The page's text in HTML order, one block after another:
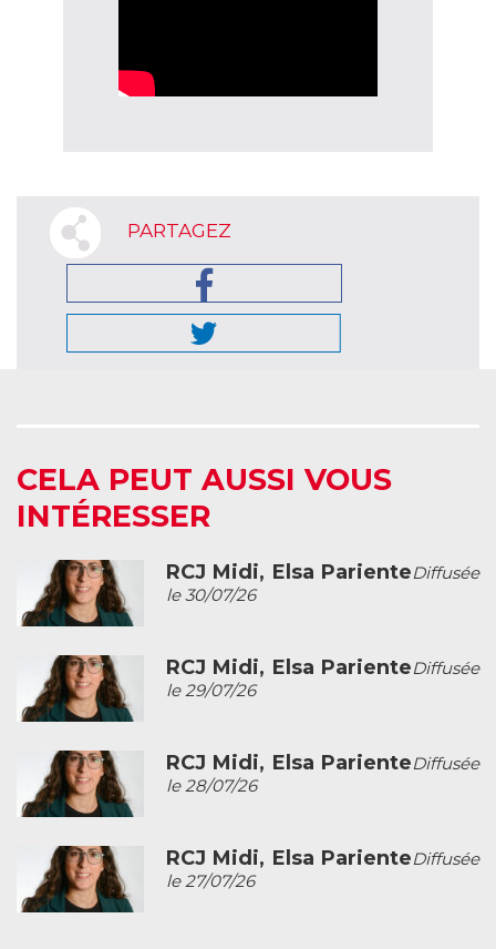
PARTAGEZ
CELA PEUT AUSSI VOUS
INTÉRESSER
RCJ Midi, Elsa ParienteDiffusée
le 30/07/26
RCJ Midi, Elsa ParienteDiffusée
le 29/07/26
RCJ Midi, Elsa ParienteDiffusée
le 28/07/26
RCJ Midi, Elsa ParienteDiffusée
le 27/07/26